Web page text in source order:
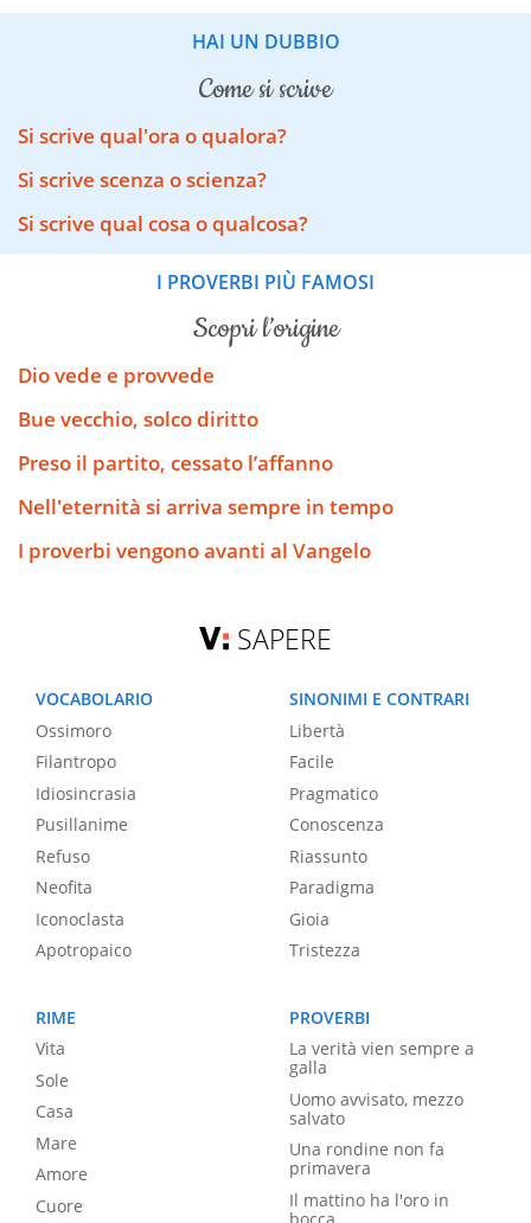
HAI UN DUBBIO
come si scrive
Si scrive qual'ora o qualora?
Si scrive scenza o scienza?
Si scrive qual cosa o qualcosa?
I PROVERBI PIÙ FAMOSI
scopri l’origine
Dio vede e provvede
Bue vecchio, solco diritto
Preso il partito, cessato l’affanno
Nell'eternità si arriva sempre in tempo
I proverbi vengono avanti al Vangelo
SAPERE
VOCABOLARIO
Ossimoro
Filantropo
Idiosincrasia
Pusillanime
Refuso
Neofita
Iconoclasta
Apotropaico
SINONIMI E CONTRARI
Libertà
Facile
Pragmatico
Conoscenza
Riassunto
Paradigma
Gioia
Tristezza
RIME
Vita
Sole
Casa
Mare
Amore
Cuore
PROVERBI
La verità vien sempre a
galla
Uomo avvisato, mezzo
salvato
Una rondine non fa
primavera
Il mattino ha l'oro in